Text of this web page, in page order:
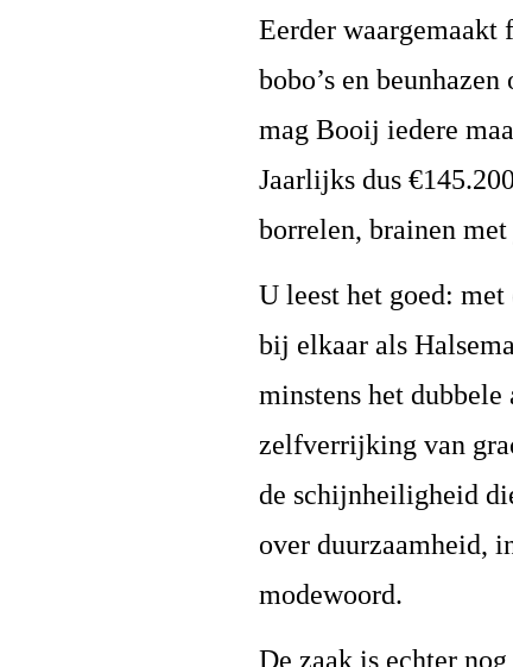
Eerder waargemaakt
bobo’s en
mag Booij iedere
Jaarlijks dus
borrelen, brainen
U leest het goed:
bij elkaar als
minstens het
zelfverrijking van
de schijnheiligheid
over duurzaamheid,
modewoord.
De zaak is echter